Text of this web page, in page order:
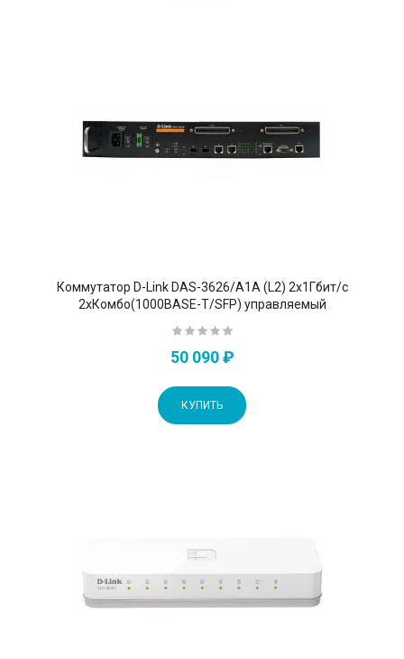
Коммутатор D-Link DAS-3626/A1A (L2) 2x1Гбит/с
2xКомбо(1000BASE-T/SFP) управляемый
50 090 ₽
КУПИТЬ